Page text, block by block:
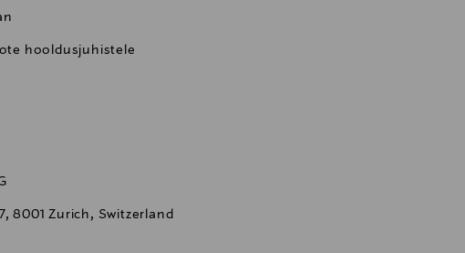
hooldusjuhistele
8001 Zurich, Switzerland